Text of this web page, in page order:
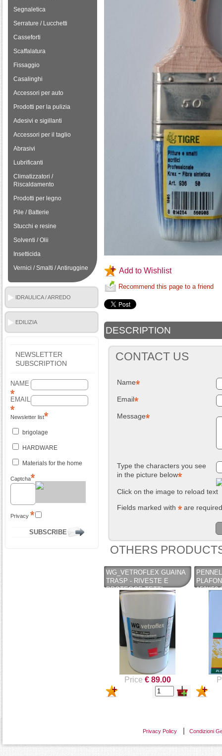
Segnaletica
Serrature / Lucchetti
Casseforti
Scaffalatura
Fissaggio
Casalinghi
Accessori per auto
Prodotti per la pulizia
Adesivi e sigillanti
Accessori per il taglio
Abrasivi
Lubrificanti
Climatizzatori /
Riscaldamento
Prodotti per legno
Pile / Batterie
Stucchi e resine
Solventi / Olii
Insetticida
Vernici / Smalti / Antiruggine
IDRAULICA / ARREDO
BAGNO
EDILIZIA
NEWSLETTER
SUBSCRIPTION
NAME
EMAIL
Newsletter list
brigolage
HARDWARE
Materials for the home
Captcha
Privacy
Add to Wishlist
Recommend this page to a friend
DESCRIPTION
CONTACT US
Name
Email
Message
Type the characters you see
in the picture below
Click on the image to reload text
Fields marked with
are required
OTHERS
WG_VETROFLEX GUAINA
TRASP - RIVESTE E
PROTEGGE TETTI,
TERRAZZI E PAVIMENTI 4
LT - GATTOCEL
Price € 89.00
150X50
Privacy Policy Condizioni